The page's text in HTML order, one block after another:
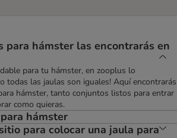
para hámster las encontrarás en
para tu hámster, en zooplus lo
todas las jaulas son iguales! Aquí encontrarás
hámster, tanto conjuntos listos para entrar
como quieras.
hámster
para colocar una jaula para